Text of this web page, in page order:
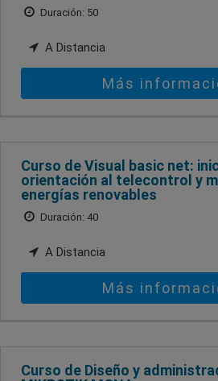
Duración: 50
A Distancia
Más
Curso de Visual basic net:
orientación al telecontrol y
energías renovables
Duración: 40
A Distancia
Más
Curso de Diseño y